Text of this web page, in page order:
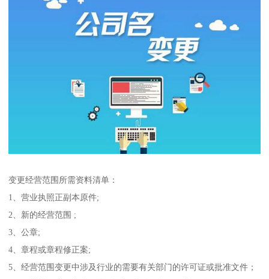
变更经营范围所需资料清单：
1、营业执照正副本原件;
2、新的经营范围 ;
3、公章;
4、章程或章程修正案;
5、经营范围变更中涉及行业的需要有关部门的许可证或批准文件；